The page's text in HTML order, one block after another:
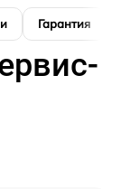
Гарантия